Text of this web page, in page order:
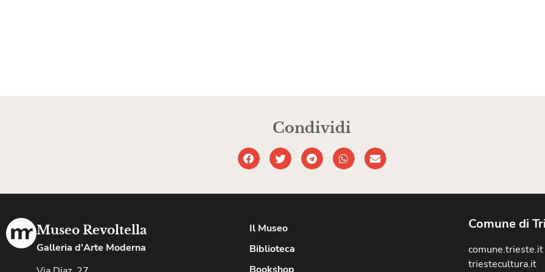
Condividi
Museo Revoltella
Galleria d'Arte Moderna
Il Museo
Biblioteca
Comune di
comune.trieste.it
triestecultura.it